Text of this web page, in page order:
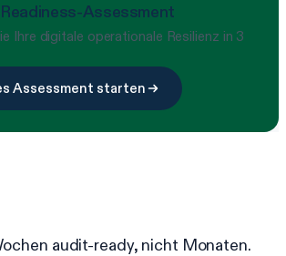
Assessment
Ihre digitale operationale Resilienz in 3
Assessment starten
audit-ready, nicht Monaten.